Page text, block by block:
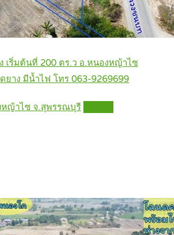
ริ่มต้นที่ 200 ตร.ว อ.หนองหญ้าไซ
าง มีน้ำไฟ โทร 063-9269699
ญ้าไซ จ.สุพรรณบุรี